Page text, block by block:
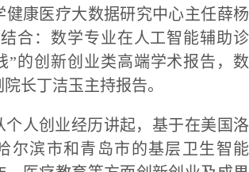
健康医疗大数据研究中心主任薛杨
合：数学专业在人工智能辅助诊
”的创新创业类高端学术报告 ， 数
长丁洁玉主持报告。
个人创业经历讲起，基于在美国洛
尔滨市和青岛市的基层卫生智能